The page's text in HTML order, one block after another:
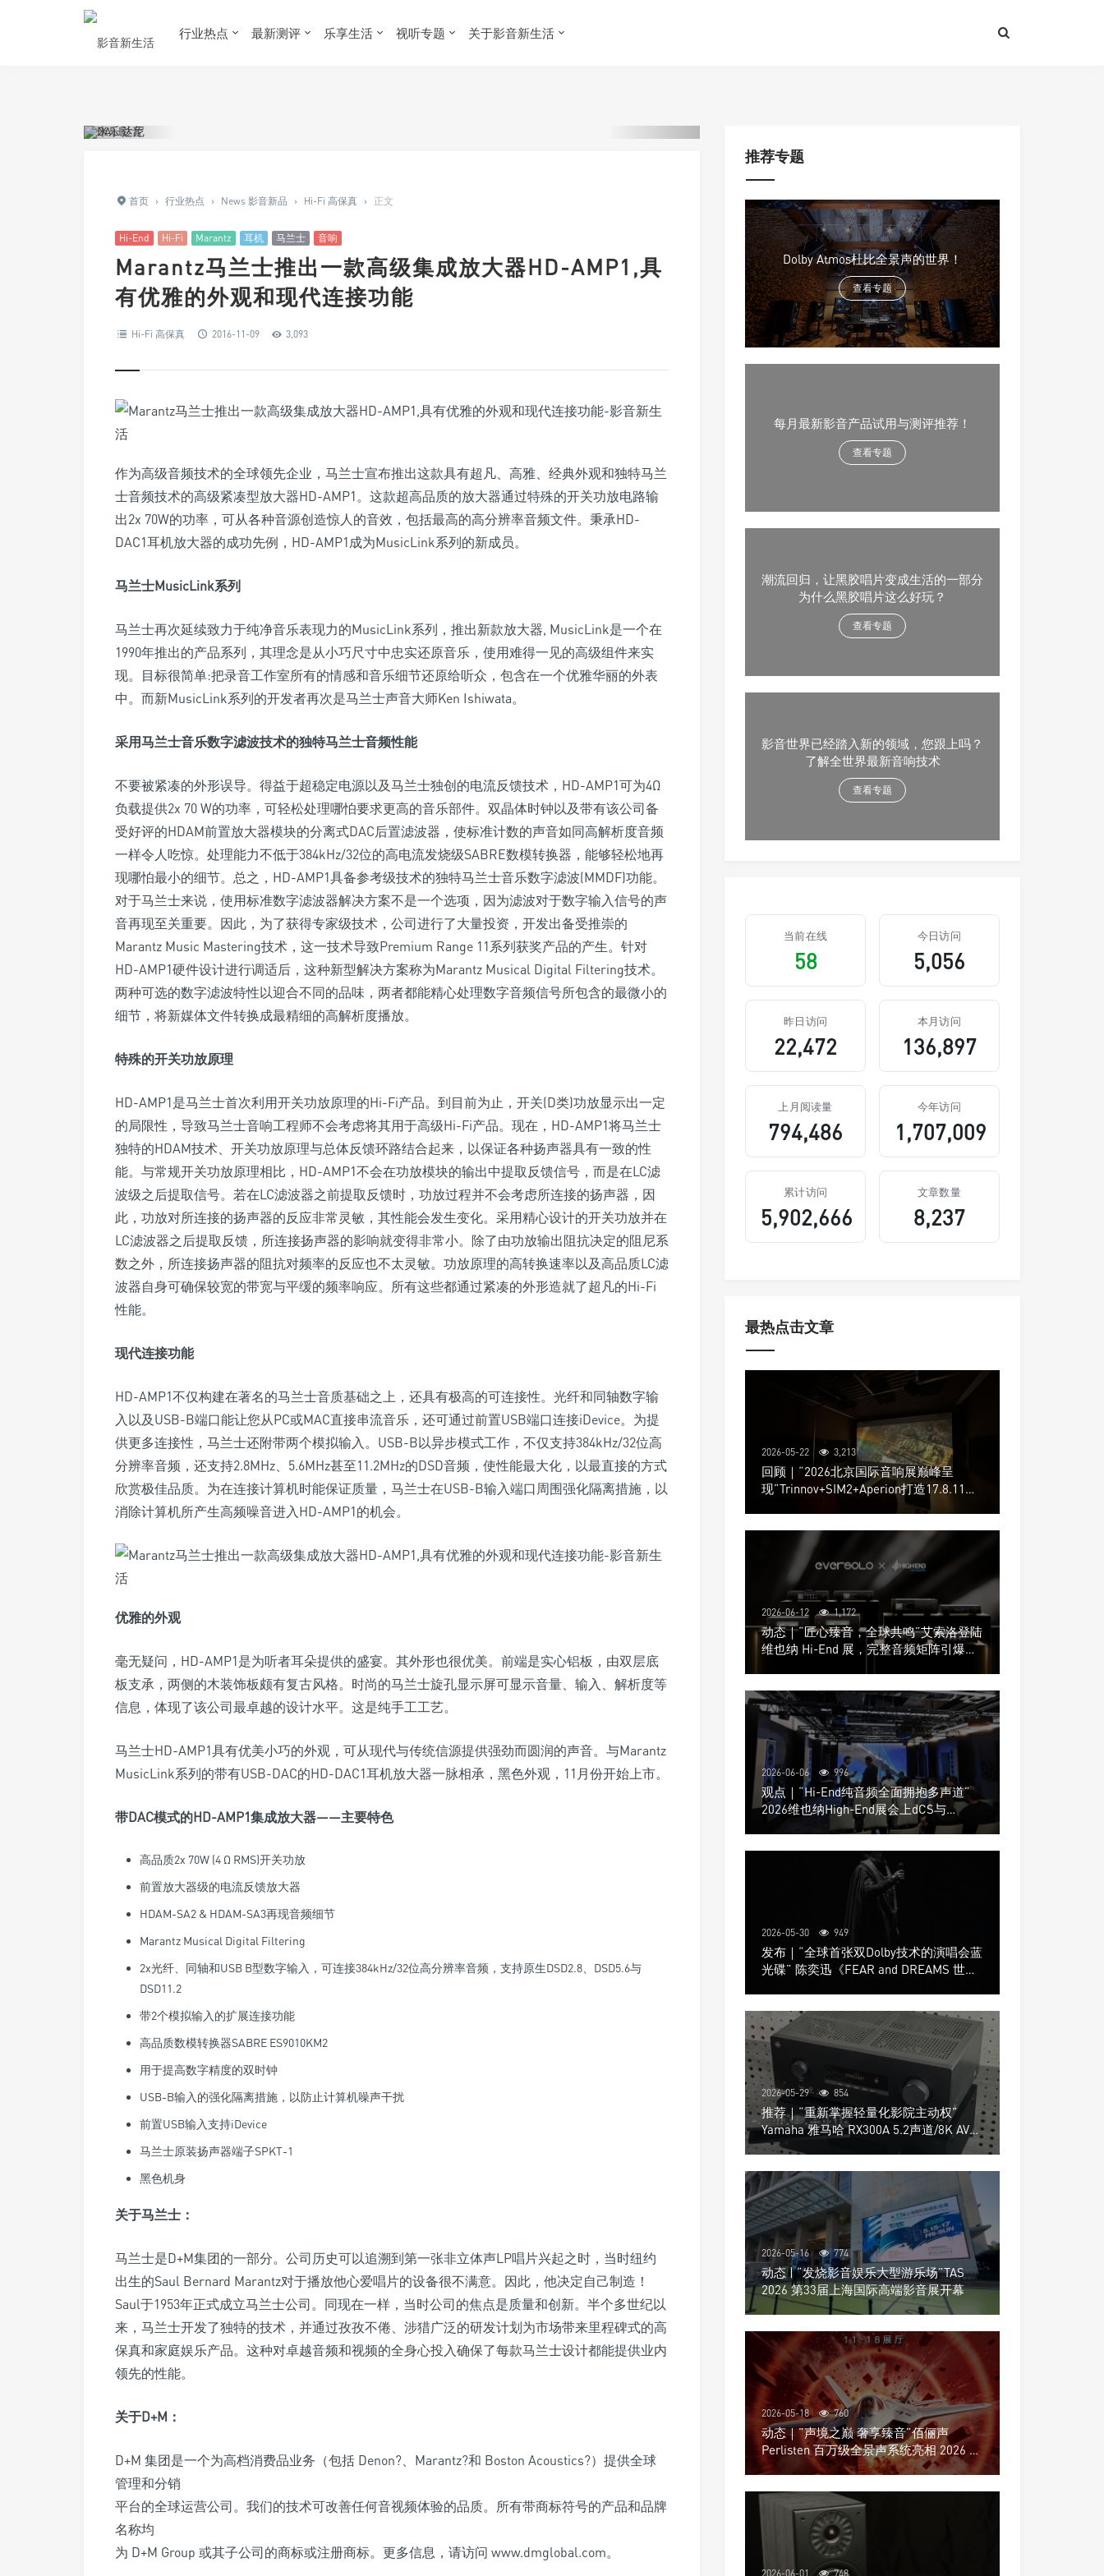
行业热点 最新测评 乐享生活 视听专题 关于影音新生活
: Trying to access array offset on value of type bool in
首页 › 行业热点 › News 影音新品 › Hi-Fi 高保真 › 正文
Hi-End Hi-Fi Marantz 耳机 马兰士 音响
Marantz马兰士推出一款高级集成放大器HD-AMP1,具
有优雅的外观和现代连接功能
Hi-Fi 高保真 2016-11-09 3,093
作为高级音频技术的全球领先企业，马兰士宣布推出这款具有超凡、高雅、经典外观和独特马兰
士音频技术的高级紧凑型放大器HD-AMP1。这款超高品质的放大器通过特殊的开关功放电路输
出2x 70W的功率，可从各种音源创造惊人的音效，包括最高的高分辨率音频文件。秉承HD-
DAC1耳机放大器的成功先例，HD-AMP1成为MusicLink系列的新成员。
马兰士MusicLink系列
马兰士再次延续致力于纯净音乐表现力的MusicLink系列，推出新款放大器, MusicLink是一个在
1990年推出的产品系列，其理念是从小巧尺寸中忠实还原音乐，使用难得一见的高级组件来实
现。目标很简单:把录音工作室所有的情感和音乐细节还原给听众，包含在一个优雅华丽的外表
中。而新MusicLink系列的开发者再次是马兰士声音大师Ken Ishiwata。
采用马兰士音乐数字滤波技术的独特马兰士音频性能
不要被紧凑的外形误导。得益于超稳定电源以及马兰士独创的电流反馈技术，HD-AMP1可为4Ω
负载提供2x 70 W的功率，可轻松处理哪怕要求更高的音乐部件。双晶体时钟以及带有该公司备
受好评的HDAM前置放大器模块的分离式DAC后置滤波器，使标准计数的声音如同高解析度音频
一样令人吃惊。处理能力不低于384kHz/32位的高电流发烧级SABRE数模转换器，能够轻松地再
现哪怕最小的细节。总之，HD-AMP1具备参考级技术的独特马兰士音乐数字滤波(MMDF)功能。
对于马兰士来说，使用标准数字滤波器解决方案不是一个选项，因为滤波对于数字输入信号的声
音再现至关重要。因此，为了获得专家级技术，公司进行了大量投资，开发出备受推崇的
Marantz Music Mastering技术，这一技术导致Premium Range 11系列获奖产品的产生。针对
HD-AMP1硬件设计进行调适后，这种新型解决方案称为Marantz Musical Digital Filtering技术。
两种可选的数字滤波特性以迎合不同的品味，两者都能精心处理数字音频信号所包含的最微小的
细节，将新媒体文件转换成最精细的高解析度播放。
特殊的开关功放原理
HD-AMP1是马兰士首次利用开关功放原理的Hi-Fi产品。到目前为止，开关(D类)功放显示出一定
的局限性，导致马兰士音响工程师不会考虑将其用于高级Hi-Fi产品。现在，HD-AMP1将马兰士
独特的HDAM技术、开关功放原理与总体反馈环路结合起来，以保证各种扬声器具有一致的性
能。与常规开关功放原理相比，HD-AMP1不会在功放模块的输出中提取反馈信号，而是在LC滤
波级之后提取信号。若在LC滤波器之前提取反馈时，功放过程并不会考虑所连接的扬声器，因
此，功放对所连接的扬声器的反应非常灵敏，其性能会发生变化。采用精心设计的开关功放并在
LC滤波器之后提取反馈，所连接扬声器的影响就变得非常小。除了由功放输出阻抗决定的阻尼系
数之外，所连接扬声器的阻抗对频率的反应也不太灵敏。功放原理的高转换速率以及高品质LC滤
波器自身可确保较宽的带宽与平缓的频率响应。所有这些都通过紧凑的外形造就了超凡的Hi-Fi
性能。
现代连接功能
HD-AMP1不仅构建在著名的马兰士音质基础之上，还具有极高的可连接性。光纤和同轴数字输
入以及USB-B端口能让您从PC或MAC直接串流音乐，还可通过前置USB端口连接iDevice。为提
供更多连接性，马兰士还附带两个模拟输入。USB-B以异步模式工作，不仅支持384kHz/32位高
分辨率音频，还支持2.8MHz、5.6MHz甚至11.2MHz的DSD音频，使性能最大化，以最直接的方式
欣赏极佳品质。为在连接计算机时能保证质量，马兰士在USB-B输入端口周围强化隔离措施，以
消除计算机所产生高频噪音进入HD-AMP1的机会。
优雅的外观
毫无疑问，HD-AMP1是为听者耳朵提供的盛宴。其外形也很优美。前端是实心铝板，由双层底
板支承，两侧的木装饰板颇有复古风格。时尚的马兰士旋孔显示屏可显示音量、输入、解析度等
信息，体现了该公司最卓越的设计水平。这是纯手工工艺。
马兰士HD-AMP1具有优美小巧的外观，可从现代与传统信源提供强劲而圆润的声音。与Marantz
MusicLink系列的带有USB-DAC的HD-DAC1耳机放大器一脉相承，黑色外观，11月份开始上市。
带DAC模式的HD-AMP1集成放大器——主要特色
高品质2x 70W (4 Ω RMS)开关功放
前置放大器级的电流反馈放大器
HDAM-SA2 & HDAM-SA3再现音频细节
Marantz Musical Digital Filtering
2x光纤、同轴和USB B型数字输入，可连接384kHz/32位高分辨率音频，支持原生DSD2.8、DSD5.6与
DSD11.2
带2个模拟输入的扩展连接功能
高品质数模转换器SABRE ES9010KM2
用于提高数字精度的双时钟
USB-B输入的强化隔离措施，以防止计算机噪声干扰
前置USB输入支持iDevice
马兰士原装扬声器端子SPKT-1
黑色机身
关于马兰士：
马兰士是D+M集团的一部分。公司历史可以追溯到第一张非立体声LP唱片兴起之时，当时纽约
出生的Saul Bernard Marantz对于播放他心爱唱片的设备很不满意。因此，他决定自己制造！
Saul于1953年正式成立马兰士公司。同现在一样，当时公司的焦点是质量和创新。半个多世纪以
来，马兰士开发了独特的技术，并通过孜孜不倦、涉猎广泛的研发计划为市场带来里程碑式的高
保真和家庭娱乐产品。这种对卓越音频和视频的全身心投入确保了每款马兰士设计都能提供业内
领先的性能。
关于D+M：
D+M 集团是一个为高档消费品业务（包括 Denon?、Marantz?和 Boston Acoustics?）提供全球
管理和分销
平台的全球运营公司。我们的技术可改善任何音视频体验的品质。所有带商标符号的产品和品牌
名称均
为 D+M Group 或其子公司的商标或注册商标。更多信息，请访问 www.dmglobal.com。
推荐专题
Dolby Atmos杜比全景声的世界！
查看专题
每月最新影音产品试用与测评推荐！
查看专题
潮流回归，让黑胶唱片变成生活的一部分
为什么黑胶唱片这么好玩？
查看专题
影音世界已经踏入新的领域，您跟上吗？
了解全世界最新音响技术
查看专题
当前在线
58
今日访问
5,056
昨日访问
22,472
本月访问
136,897
上月阅读量
794,486
今年访问
1,707,009
累计访问
5,902,666
文章数量
8,237
最热点击文章
2026-05-22 3,213
回顾｜“2026北京国际音响展巅峰呈
现”Trinnov+SIM2+Aperion打造17.8.11声
2026-06-12 1,172
动态｜“匠心臻音，全球共鸣”艾索洛登陆
维也纳 Hi-End 展，完整音频矩阵引爆关
2026-06-06 996
观点｜“Hi-End纯音频全面拥抱多声道”
2026维也纳High-End展会上dCS与
Trinnov Audio搭建多声道演示系统
2026-05-30 949
发布｜“全球首张双Dolby技术的演唱会蓝
光碟” 陈奕迅《FEAR and DREAMS 世界
2026-05-29 854
推荐｜“重新掌握轻量化影院主动权”
Yamaha 雅马哈 RX300A 5.2声道/8K AV放
大器
2026-05-16 774
动态 | “发烧影音娱乐大型游乐场”TAS
2026 第33届上海国际高端影音展开幕
2026-05-18 760
动态｜”声境之巅 奢享臻音”佰俪声
Perlisten 百万级全景声系统亮相 2026 北
京国际音响展
2026-06-01 748